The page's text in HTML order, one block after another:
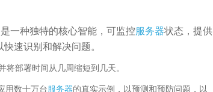
一种独特的核心智能，可监控服务器状态，提供
速识别和解决问题。
部署时间从几周缩短到几天。
用数十万台服务器的真实示例，以预测和预防问题，以